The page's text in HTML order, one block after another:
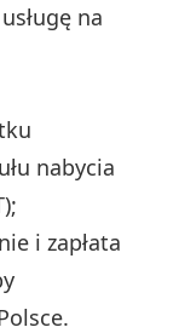
na
nabycia
i zapłata